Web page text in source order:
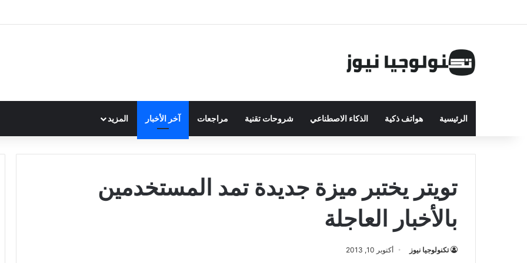
الرئيسية هواتف ذكية الذكاء الاصطناعي شروحات تقنية مراجعات آخر الأخبار المزيد
تويتر يختبر ميزة جديدة تمد المستخدمين
بالأخبار العاجلة
تكنولوجيا نيوز أكتوبر 10, 2013